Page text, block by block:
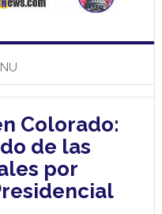
Colorado:
de las
por